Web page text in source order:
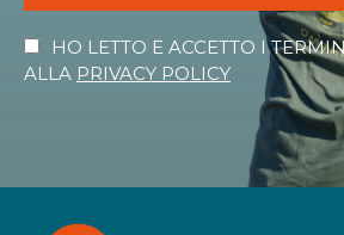
HO LETTO E ACCETTO I
ALLA PRIVACY POLICY